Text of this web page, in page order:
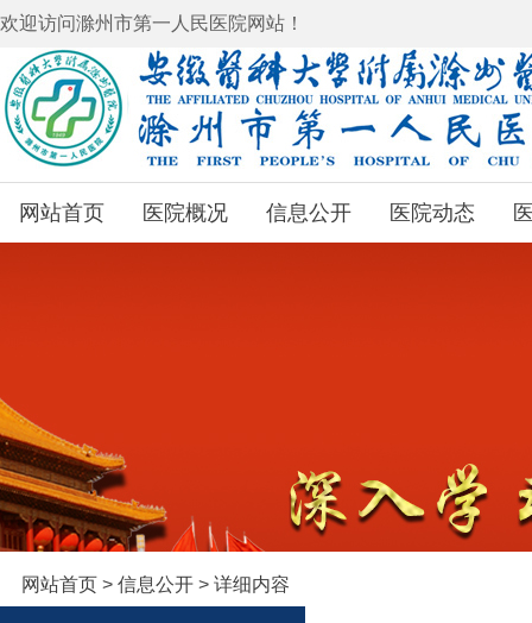
欢迎访问滁州市第一人民医院网站！
网站首页 医院概况 信息公开 医院动态
网站首页 > 信息公开 > 详细内容